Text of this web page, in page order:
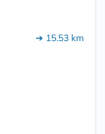
➔ 15.53 km